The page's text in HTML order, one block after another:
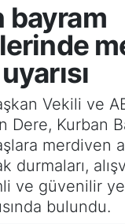
bayram
Vekili ve
Dere, Kurban
merdiven
durmaları,
ve güvenilir
bulundu.
Vakitleri
Yoğunluk
Durumu ve